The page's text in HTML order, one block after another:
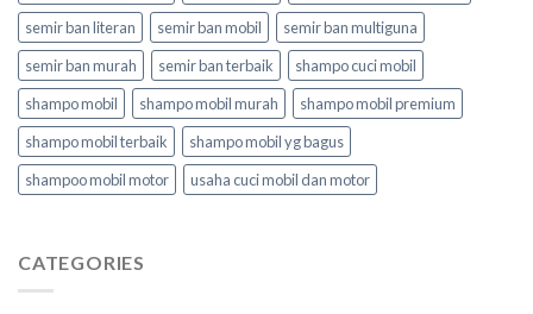
semir ban literan
semir ban mobil
semir ban multiguna
semir ban murah
semir ban terbaik
shampo cuci mobil
shampo mobil
shampo mobil murah
shampo mobil premium
shampo mobil terbaik
shampo mobil yg bagus
shampoo mobil motor
usaha cuci mobil dan motor
CATEGORIES